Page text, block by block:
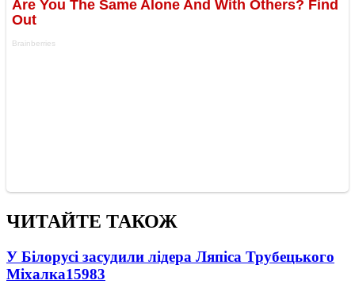
ЧИТАЙТЕ ТАКОЖ
У Білорусі засудили лідера Ляпіса Трубецького
Міхалка15983